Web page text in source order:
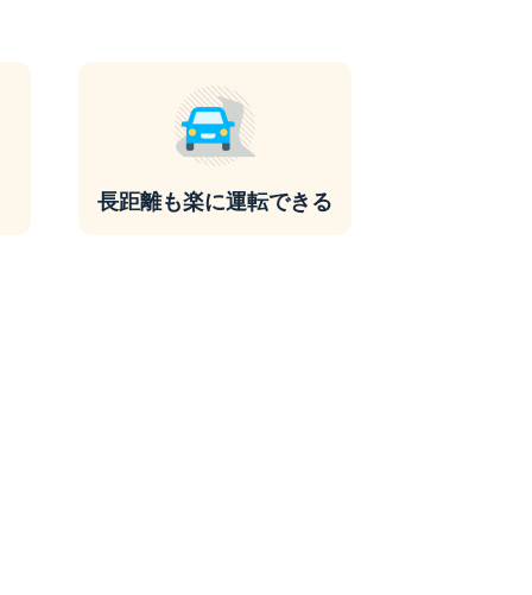
長距離も楽に運転できる